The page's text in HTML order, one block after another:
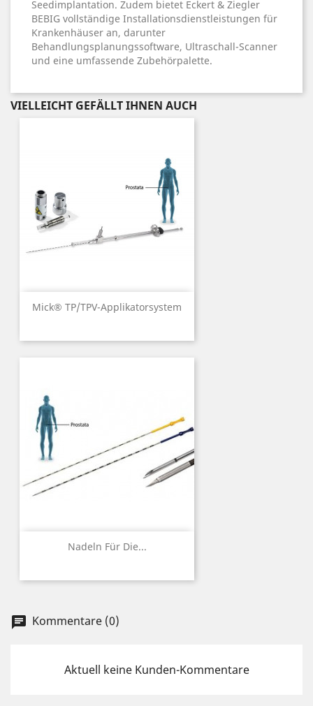
Seedimplantation. Zudem bietet Eckert & Ziegler
BEBIG vollständige Installationsdienstleistungen für
Krankenhäuser an, darunter
Behandlungsplanungssoftware, Ultraschall-Scanner
und eine umfassende Zubehörpalette.
VIELLEICHT GEFÄLLT IHNEN AUCH
Mick® TP/TPV-Applikatorsystem
Nadeln Für Die...
chat Kommentare (0)
Aktuell keine Kunden-Kommentare